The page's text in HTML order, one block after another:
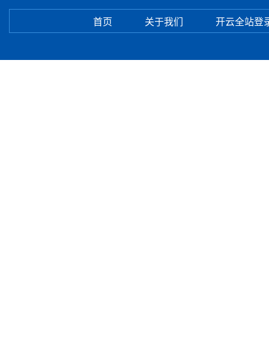
首页 关于我们 开云全站登